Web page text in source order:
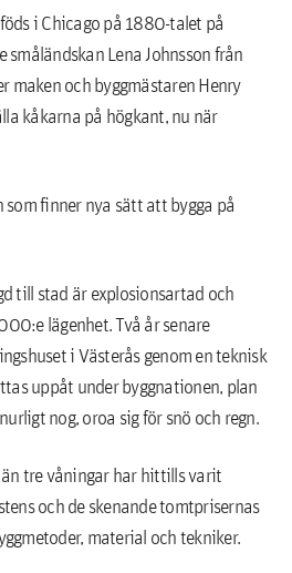
i Chicago på 1880-talet på
Lena Johnsson från
maken och byggmästaren Henry
kåkarna på högkant, nu när
som finner nya sätt att bygga på
till stad är explosionsartad och
lägenhet. Två år senare
i Västerås genom en teknisk
uppåt under byggnationen, plan
nog, oroa sig för snö och regn.
tre våningar har hittills varit
och de skenande tomtprisernas
material och tekniker.